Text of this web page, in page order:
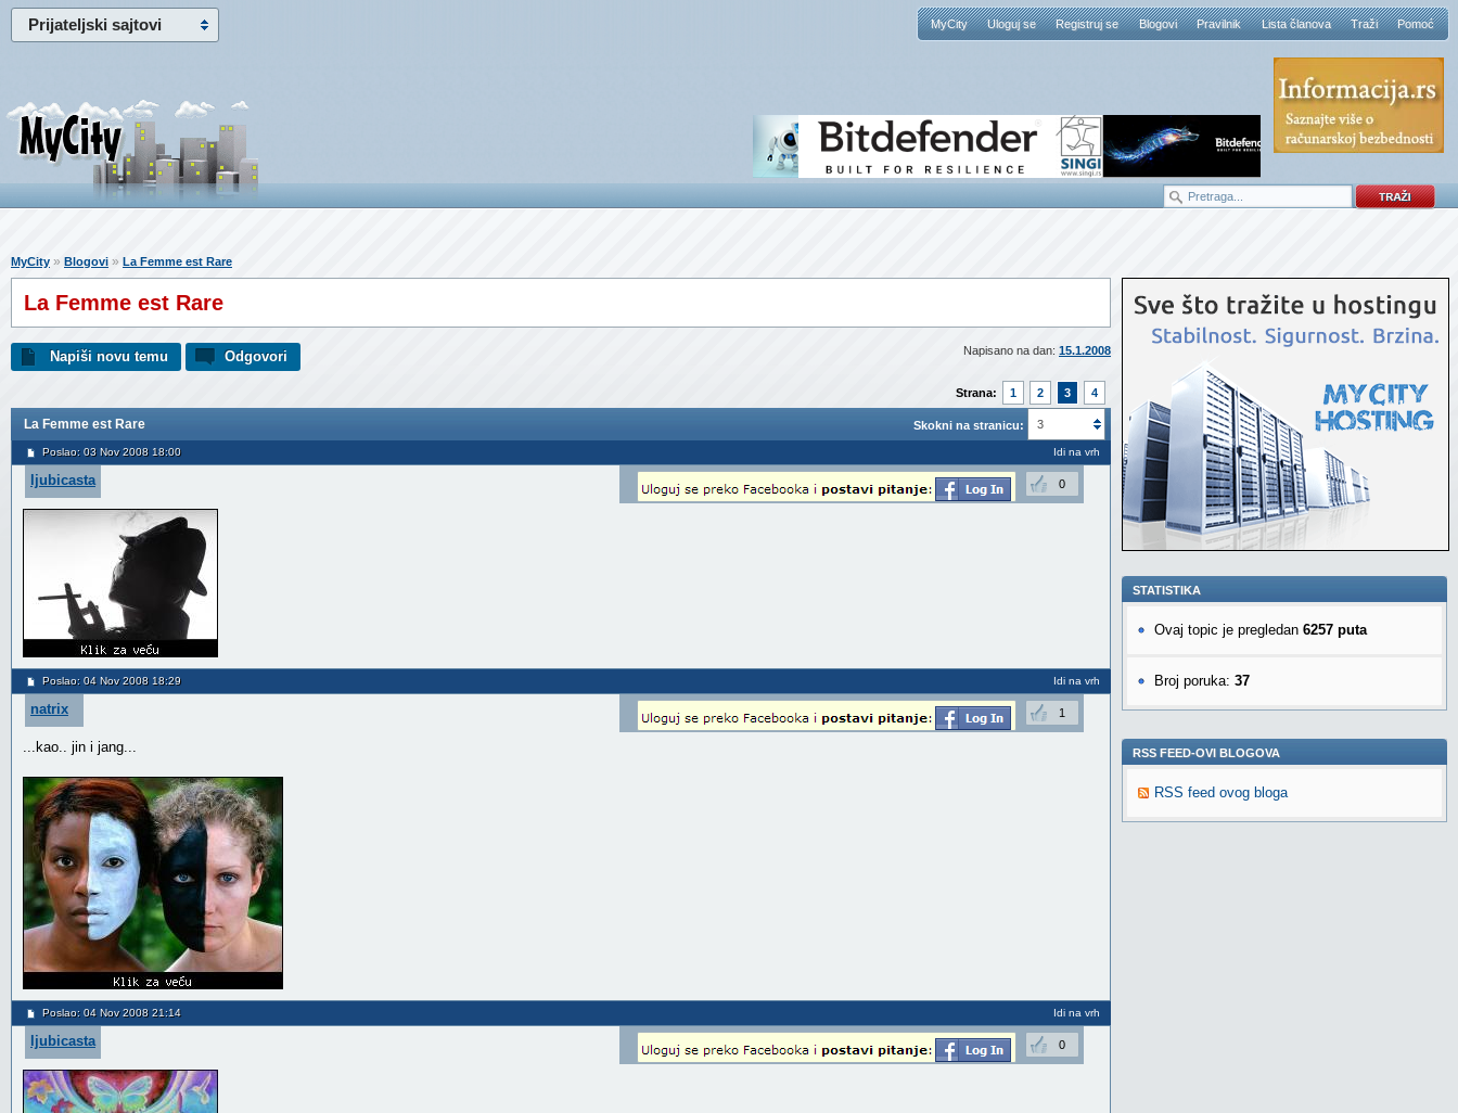
Prijateljski sajtovi MyCity Uloguj se Registruj se Blogovi Pravilnik Lista članova Traži Pomoć
MyCity » Blogovi » La Femme est Rare
La Femme est Rare
Napisano na dan: 15.1.2008
Napiši novu temu Odgovori
Strana: 1 2 3 4
Skokni na stranicu: 3
La Femme est Rare
Poslao: 03 Nov 2008 18:00 Idi na vrh
ljubicasta 0
Poslao: 04 Nov 2008 18:29 Idi na vrh
natrix 1
...kao.. jin i jang...
Poslao: 04 Nov 2008 21:14 Idi na vrh
ljubicasta 0
STATISTIKA
Ovaj topic je pregledan 6257 puta
Broj poruka: 37
RSS FEED-OVI BLOGOVA
RSS feed ovog bloga